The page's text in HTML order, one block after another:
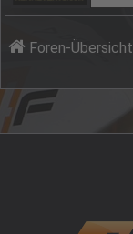
Foren-Übersicht